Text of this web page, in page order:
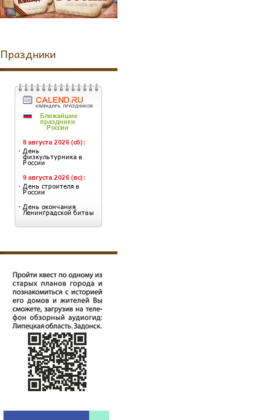
Праздники